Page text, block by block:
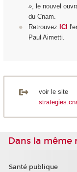
» , le nouvel
du Cnam.
Retrouvez ICI
Paul Aimetti.
voir le site
Dans la même
Santé publique